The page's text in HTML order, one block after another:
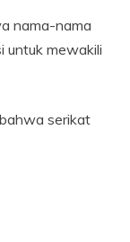
nama-nama
untuk mewakili
serikat